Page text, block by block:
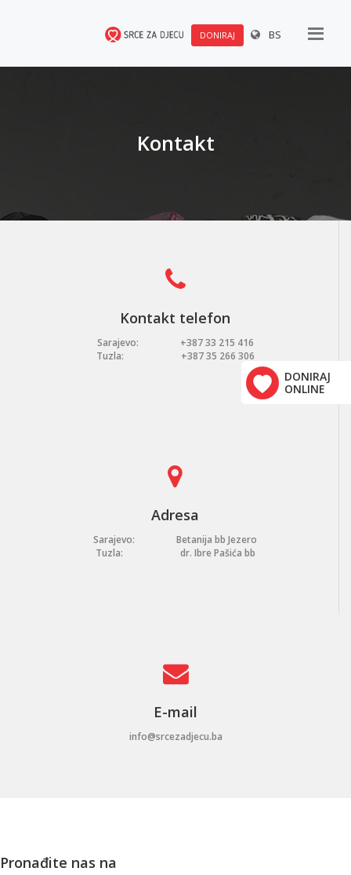
DONIRAJ BS
DONIRAJ
ONLINE
Kontakt
Kontakt telefon
Sarajevo:
+387 33 215 416
Tuzla:
+387 35 266 306
Adresa
Sarajevo:
Betanija bb Jezero
Tuzla:
dr. Ibre Pašića bb
E-mail
info@srcezadjecu.ba
Pronađite nas na